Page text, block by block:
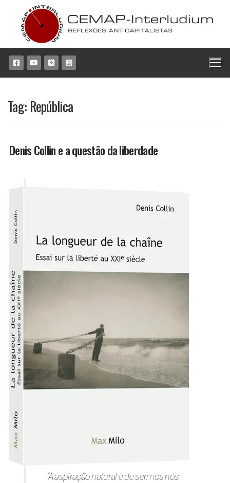
conteúdo
Tag: República
Denis Collin e a questão da liberdade
“A aspiração natural é de sermos nós